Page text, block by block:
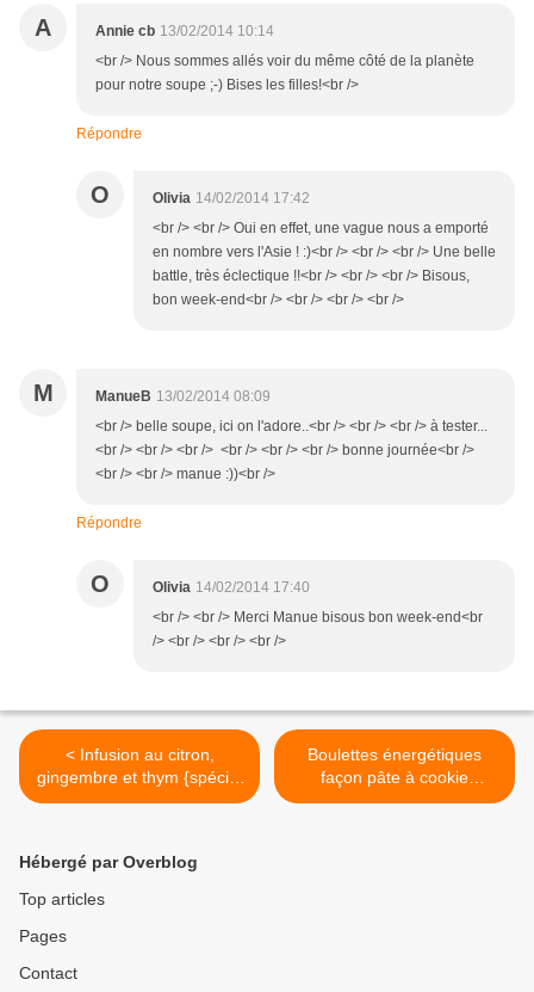
A Annie cb 13/02/2014 10:14
<br /> Nous sommes allés voir du même côté de la planète
pour notre soupe ;-) Bises les filles!<br />
Répondre
O Olivia 14/02/2014 17:42
<br /> <br /> Oui en effet, une vague nous a emporté
en nombre vers l'Asie ! :)<br /> <br /> <br /> Une belle
battle, très éclectique !!<br /> <br /> <br /> Bisous,
bon week-end<br /> <br /> <br /> <br />
M ManueB 13/02/2014 08:09
<br /> belle soupe, ici on l'adore..<br /> <br /> <br /> à tester...
<br /> <br /> <br /> <br /> <br /> <br /> bonne journée<br />
<br /> <br /> manue :))<br />
Répondre
O Olivia 14/02/2014 17:40
<br /> <br /> Merci Manue bisous bon week-end<br
/> <br /> <br /> <br />
< Infusion au citron,
gingembre et thym {spécial
hiver}
Boulettes énergétiques
façon pâte à cookie
{Oatmeal cookie dough
Hébergé par Overblog
Top articles
Pages
Contact